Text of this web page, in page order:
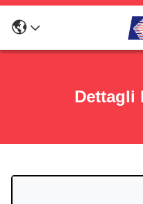
Dettagli